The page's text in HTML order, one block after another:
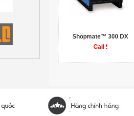
Shopmate™ 300 DX
Call !